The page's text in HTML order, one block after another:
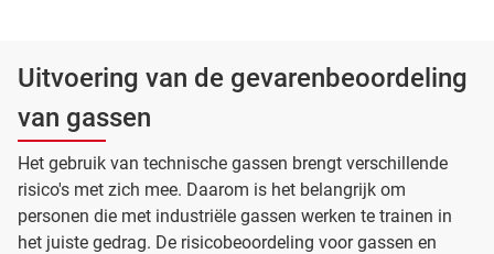
Uitvoering van de gevarenbeoordeling
van gassen
Het gebruik van technische gassen brengt verschillende
risico's met zich mee. Daarom is het belangrijk om
personen die met industriële gassen werken te trainen in
het juiste gedrag. De risicobeoordeling voor gassen en